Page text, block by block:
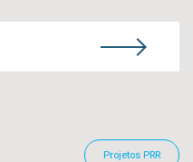
Projetos PRR